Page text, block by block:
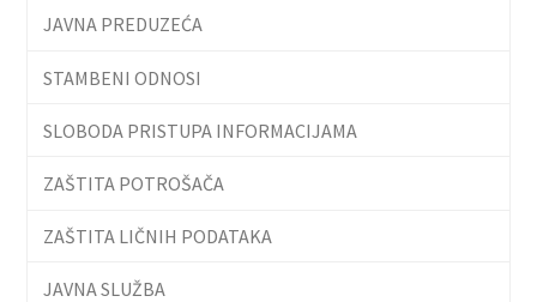
JAVNA PREDUZEĆA
STAMBENI ODNOSI
SLOBODA PRISTUPA INFORMACIJAMA
ZAŠTITA POTROŠAČA
ZAŠTITA LIČNIH PODATAKA
JAVNA SLUŽBA